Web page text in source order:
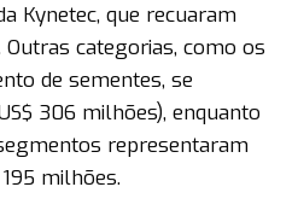
Kynetec, que recuaram
categorias, como os
de sementes, se
306 milhões), enquanto
representaram
milhões.